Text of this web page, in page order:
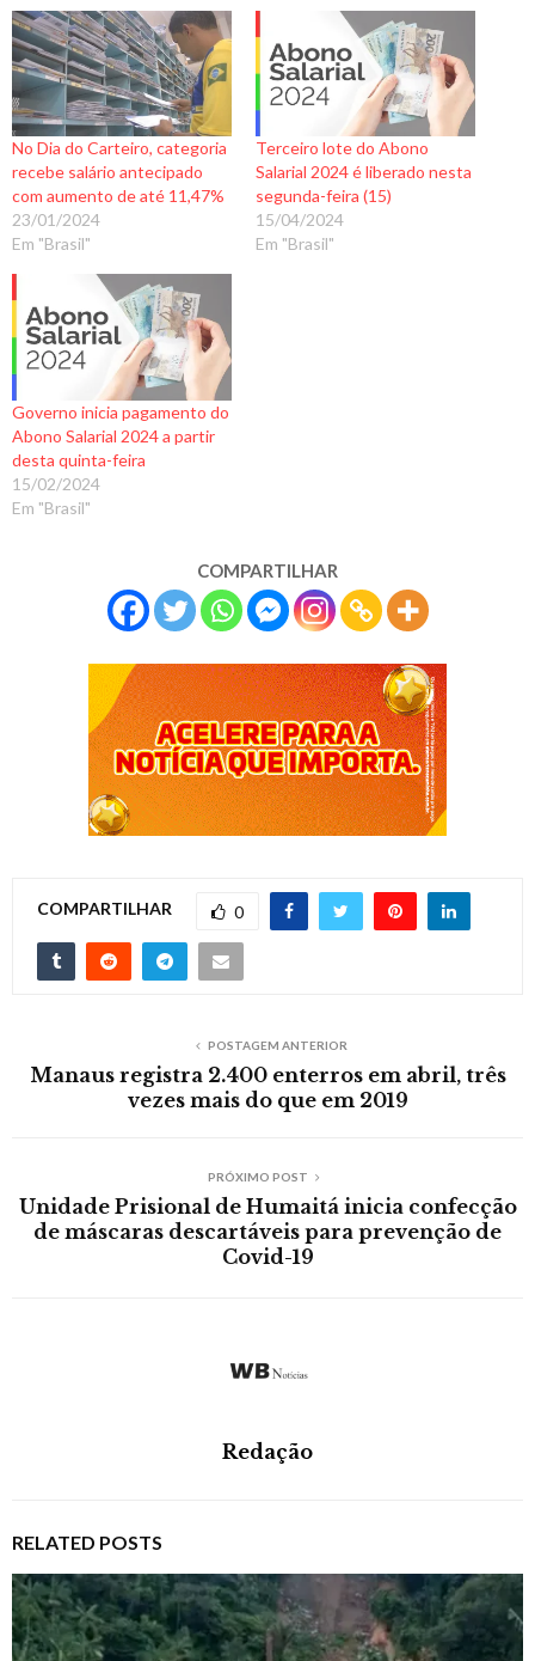
No Dia do Carteiro, categoria
recebe salário antecipado
com aumento de até 11,47%
23/01/2024
Em "Brasil"
Terceiro lote do Abono
Salarial 2024 é liberado nesta
segunda-feira (15)
15/04/2024
Em "Brasil"
Governo inicia pagamento do
Abono Salarial 2024 a partir
desta quinta-feira
15/02/2024
Em "Brasil"
COMPARTILHAR
COMPARTILHAR 0
POSTAGEM ANTERIOR
Manaus registra 2.400 enterros em abril, três
vezes mais do que em 2019
PRÓXIMO POST
Unidade Prisional de Humaitá inicia confecção
de máscaras descartáveis para prevenção de
Covid-19
Redação
RELATED POSTS